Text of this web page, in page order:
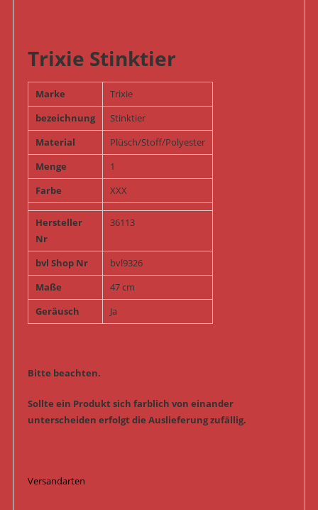
Trixie Stinktier
Marke
Trixie
bezeichnung
Stinktier
Material
Plüsch/Stoff/Polyester
Menge
1
Farbe
XXX
Hersteller
Nr
36113
bvl Shop Nr
bvl9326
Maße
47 cm
Geräusch
Ja
Bitte beachten.
Sollte ein Produkt sich farblich von einander
unterscheiden erfolgt die Auslieferung zufällig.
Versandarten